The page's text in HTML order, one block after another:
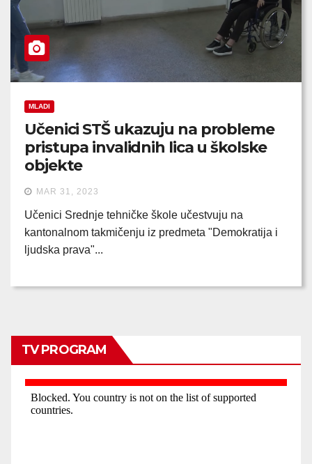
MLADI
Učenici STŠ ukazuju na probleme
pristupa invalidnih lica u školske
objekte
MAR 31, 2023
Učenici Srednje tehničke škole učestvuju na
kantonalnom takmičenju iz predmeta "Demokratija i
ljudska prava"...
TV PROGRAM